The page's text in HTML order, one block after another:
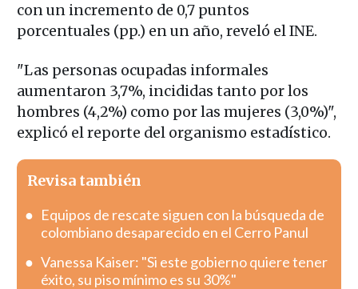
con un incremento de 0,7 puntos
porcentuales (pp.) en un año, reveló el INE.
"Las personas ocupadas informales
aumentaron 3,7%, incididas tanto por los
hombres (4,2%) como por las mujeres (3,0%)",
explicó el reporte del organismo estadístico.
Revisa también
Equipos de rescate siguen con la búsqueda de
colombiano desaparecido en el Cerro Panul
Vanessa Kaiser: "Si este gobierno quiere tener
éxito, su piso mínimo es su 30%"